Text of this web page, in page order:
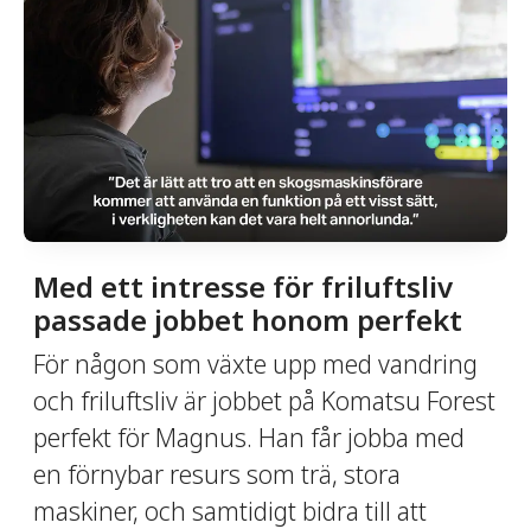
Med ett intresse för friluftsliv
passade jobbet honom perfekt
För någon som växte upp med vandring
och friluftsliv är jobbet på Komatsu Forest
perfekt för Magnus. Han får jobba med
en förnybar resurs som trä, stora
maskiner, och samtidigt bidra till att